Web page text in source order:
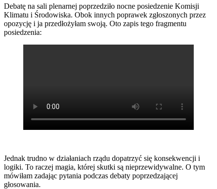
Debatę na sali plenarnej poprzedziło nocne posiedzenie Komisji
Klimatu i Środowiska. Obok innych poprawek zgłoszonych przez
opozycję i ja przedłożyłam swoją. Oto zapis tego fragmentu
posiedzenia:
Jednak trudno w działaniach rządu dopatrzyć się konsekwencji i
logiki. To raczej magia, której skutki są nieprzewidywalne. O tym
mówiłam zadając pytania podczas debaty poprzedzającej
głosowania.